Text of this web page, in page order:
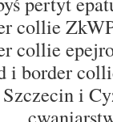
collie
collie
i border
i